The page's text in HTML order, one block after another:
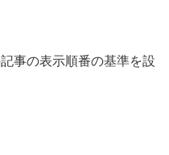
事の表示順番の基準を設